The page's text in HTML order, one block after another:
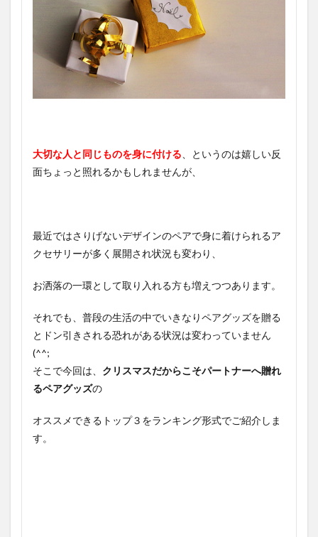
大切な人と同じものを身に付ける 、というのは嬉しい反
面ちょっと照れるかもしれませんが、
最近ではさりげないデザインのペアで身に着けられるア
クセサリーが多く展開され状況も変わり、
お洒落の一環として取り入れる方も増えつつあります。
それでも、普段の生活の中でいきなりペアグッズを贈る
とドン引きされる恐れがある状況は変わっていません
(^^;
そこで今回は、 クリスマスだからこそパートナーへ贈れ
るペアグッズの
オススメできるトップ３をランキング形式でご紹介しま
す。